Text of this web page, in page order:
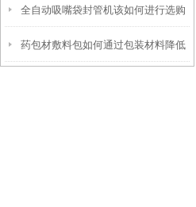
全自动吸嘴袋封管机该如何进行选购
药包材敷料包如何通过包装材料降低